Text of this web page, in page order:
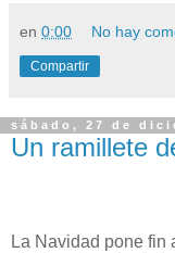
en 0:00 No hay
Compartir
sábado, 27 de
Un ramillete
La Navidad pone fin